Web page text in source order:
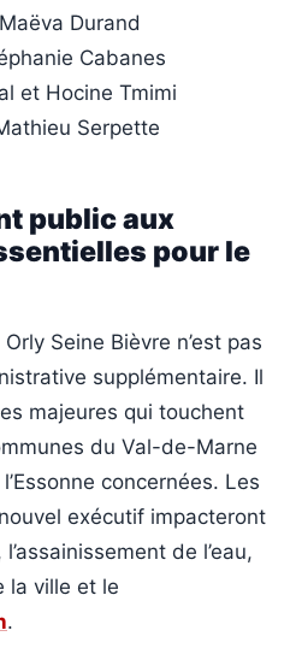
Durand
Cabanes
et Hocine Tmimi
Serpette
public aux
pour le
Seine Bièvre n’est pas
supplémentaire. Il
majeures qui touchent
du Val-de-Marne
concernées. Les
exécutif impacteront
de l’eau,
la ville et le
.